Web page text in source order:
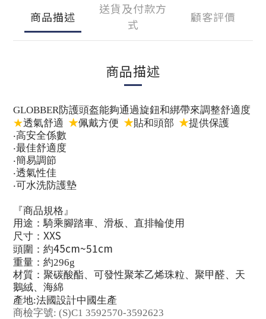
商品描述
送貨及付款方
式
顧客評價
商品描述
GLOBBER防護頭盔能夠通過旋鈕和綁帶來調整舒適度
★透氣舒適 ★佩戴方便 ★貼和頭部 ★提供保護
‧高安全係數
‧最佳舒適度
‧簡易調節
‧透氣性佳
‧可水洗防護墊
『商品規格』
用途：騎乘腳踏車、滑板、直排輪使用
尺寸： XXS
頭圍：約45cm~51cm
重量：約296g
材質：聚碳酸酯、可發性聚苯乙烯珠粒、聚甲醛、天
鵝絨、海綿
產地:法國設計中國生產
商檢字號: (S)C1 3592570-3592623